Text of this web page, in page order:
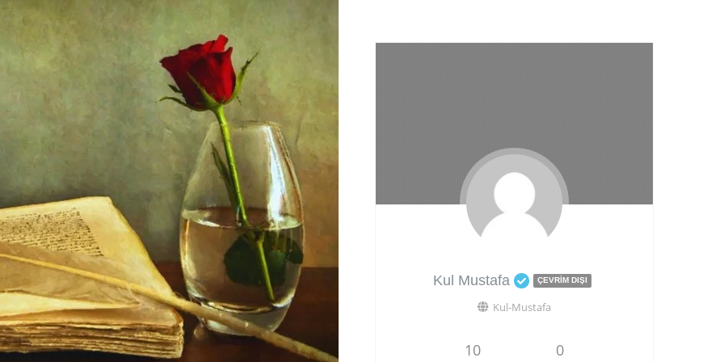
Kul Mustafa ÇEVRIM DIŞI
Kul-Mustafa
10 0